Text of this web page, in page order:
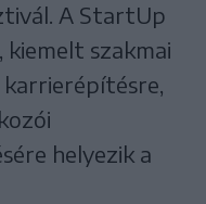
A StartUp
kiemelt szakmai
helyezik a